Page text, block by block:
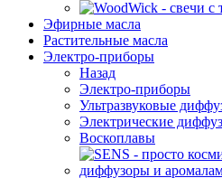
Эфирные масла
Растительные масла
Электро-приборы
Назад
Электро-приборы
Ультразвуковые
Электрические
Воскоплавы